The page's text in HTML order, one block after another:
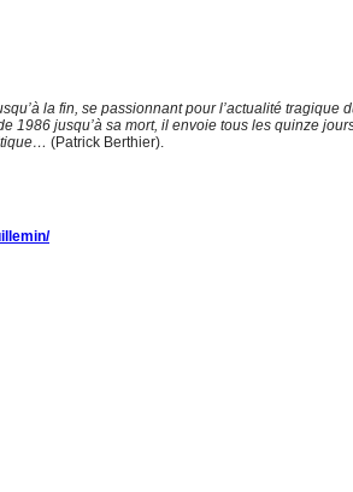
la fin, se passionnant pour l’actualité tragique
1986 jusqu’à sa mort, il envoie tous les quinze
(Patrick Berthier).